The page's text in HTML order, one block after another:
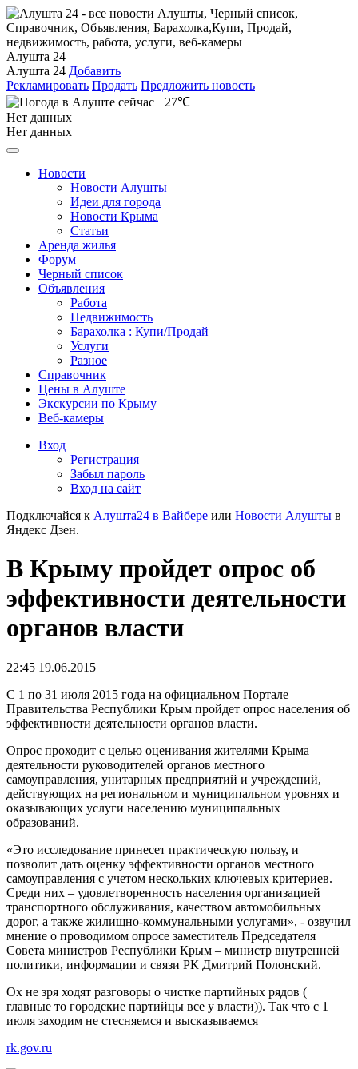
Алушта 24
Алушта 24 Добавить
Рекламировать Продать Предложить новость
+27℃
Нет данных
Нет данных
Новости
Новости Алушты
Идеи для города
Новости Крыма
Статьи
Аренда жилья
Форум
Черный список
Объявления
Работа
Недвижимость
Барахолка : Купи/Продай
Услуги
Разное
Справочник
Цены в Алуште
Экскурсии по Крыму
Веб-камеры
Вход
Регистрация
Забыл пароль
Вход на сайт
Подключайся к Алушта24 в Вайбере или Новости Алушты в
Яндекс Дзен.
В Крыму пройдет опрос об
эффективности деятельности
органов власти
22:45 19.06.2015
С 1 по 31 июля 2015 года на официальном Портале
Правительства Республики Крым пройдет опрос населения об
эффективности деятельности органов власти.
Опрос проходит с целью оценивания жителями Крыма
деятельности руководителей органов местного
самоуправления, унитарных предприятий и учреждений,
действующих на региональном и муниципальном уровнях и
оказывающих услуги населению муниципальных
образований.
«Это исследование принесет практическую пользу, и
позволит дать оценку эффективности органов местного
самоуправления с учетом нескольких ключевых критериев.
Среди них – удовлетворенность населения организацией
транспортного обслуживания, качеством автомобильных
дорог, а также жилищно-коммунальными услугами», - озвучил
мнение о проводимом опросе заместитель Председателя
Совета министров Республики Крым – министр внутренней
политики, информации и связи РК Дмитрий Полонский.
Ох не зря ходят разговоры о чистке партийных рядов (
главные то городские партийцы все у власти)). Так что с 1
июля заходим не стесняемся и высказываемся
rk.gov.ru